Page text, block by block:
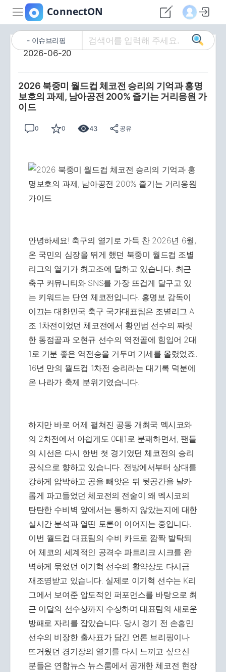
이슈브리핑
2026-06-20
2026 북중미 월드컵 체코전 승리의 기억과 홍명
보호의 과제, 남아공전 200% 즐기는 거리응원 가
이드
0 0 43 공유
안녕하세요! 축구의 열기로 가득 찬 2026년 6월,
온 국민의 심장을 뛰게 했던 북중미 월드컵 조별
리그의 열기가 최고조에 달하고 있습니다. 최근
축구 커뮤니티와 SNS를 가장 뜨겁게 달구고 있
는 키워드는 단연 체코전입니다. 홍명보 감독이
이끄는 대한민국 축구 국가대표팀은 조별리그 A
조 1차전이었던 체코전에서 황인범 선수의 짜릿
한 동점골과 오현규 선수의 역전골에 힘입어 2대
1로 기분 좋은 역전승을 거두며 기세를 올렸었죠.
16년 만의 월드컵 1차전 승리라는 대기록 덕분에
온 나라가 축제 분위기였습니다.
하지만 바로 어제 펼쳐진 공동 개최국 멕시코와
의 2차전에서 아쉽게도 0대1로 분패하면서, 팬들
의 시선은 다시 한번 첫 경기였던 체코전의 승리
공식으로 향하고 있습니다. 전방에서부터 상대를
강하게 압박하고 공을 빼앗은 뒤 뒷공간을 날카
롭게 파고들었던 체코전의 전술이 왜 멕시코의
탄탄한 수비벽 앞에서는 통하지 않았는지에 대한
실시간 분석과 열띤 토론이 이어지는 중입니다.
이번 월드컵 대표팀의 수비 카드로 깜짝 발탁되
어 체코의 세계적인 공격수 파트리크 시크를 완
벽하게 묶었던 이기혁 선수의 활약상도 다시금
재조명받고 있습니다. 실제로 이기혁 선수는 K리
그에서 보여준 압도적인 퍼포먼스를 바탕으로 최
근 이달의 선수상까지 수상하며 대표팀의 새로운
방패로 자리를 잡았습니다. 당시 경기 전 손흥민
선수의 비장한 출사표가 담긴 언론 브리핑이나
뜨거웠던 경기장의 열기를 다시 느끼고 싶으신
분들은 연합뉴스 뉴스룸에서 공개한 체코전 현장